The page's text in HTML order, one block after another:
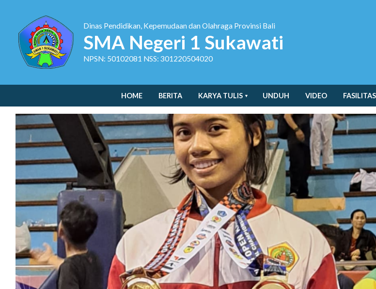
Dinas Pendidikan, Kepemudaan dan Olahraga Provinsi Bali
SMA Negeri 1 Sukawati
NPSN: 50102081 NSS: 301220504020
HOME BERITA KARYA TULIS UNDUH VIDEO FASILITAS